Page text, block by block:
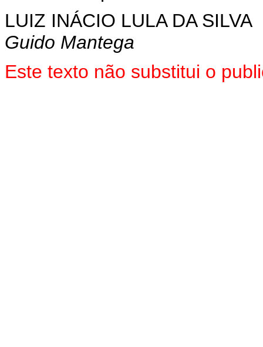
LUIZ INÁCIO LULA DA SILVA
Guido Mantega
Este texto não substitui o